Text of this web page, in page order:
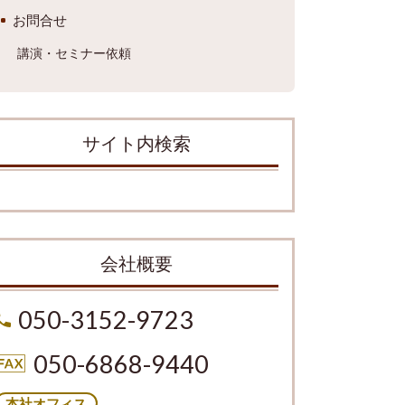
お問合せ
講演・セミナー依頼
サイト内検索
会社概要
050-3152-9723
050-6868-9440